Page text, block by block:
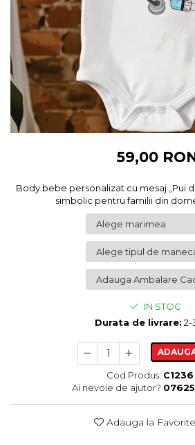
Body bebelusi personalizate
Perne personalizate
Plusuri personalizate
Agende personalizate
Etichete pentru sticla de vin
Cadouri Personalizate Unice
Sorturi Personalizate
Cadouri pentru Doctori
Cadouri Pensionare
Cadouri Profesori
59,00
Body bebe personalizat cu mesaj „Pui
simbolic pentru familii din
IN STOC
Durata de livrare: 2-
Cod Produs: C1236
Ai nevoie de ajutor?
Adauga la Favorite